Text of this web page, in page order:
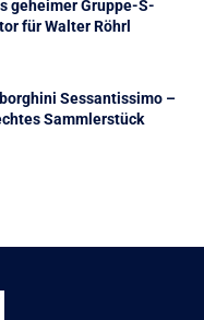
geheimer Gruppe-S-
für Walter Röhrl
Sessantissimo –
Sammlerstück